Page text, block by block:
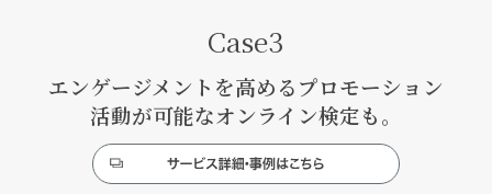
Case3
エンゲージメントを高めるプロモーション
活動が可能なオンライン検定も。